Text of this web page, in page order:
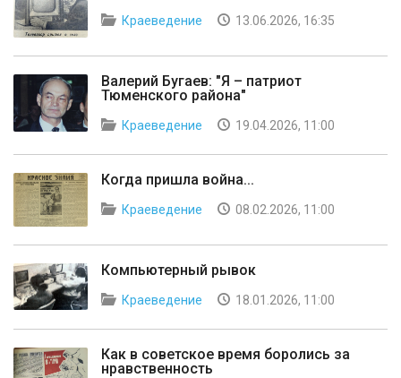
Краеведение 13.06.2026, 16:35
Валерий Бугаев: "Я – патриот
Тюменского района"
Краеведение 19.04.2026, 11:00
Когда пришла война...
Краеведение 08.02.2026, 11:00
Компьютерный рывок
Краеведение 18.01.2026, 11:00
Как в советское время боролись за
нравственность